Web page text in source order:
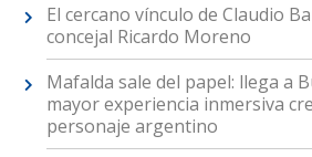
El cercano vínculo de Claudio
concejal Ricardo Moreno
Mafalda sale del papel: llega a
mayor experiencia inmersiva
personaje argentino